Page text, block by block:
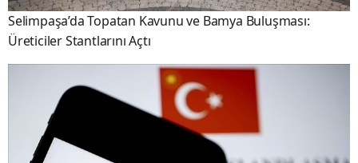
Selimpaşa’da Topatan Kavunu ve Bamya Buluşması:
Üreticiler Stantlarını Açtı